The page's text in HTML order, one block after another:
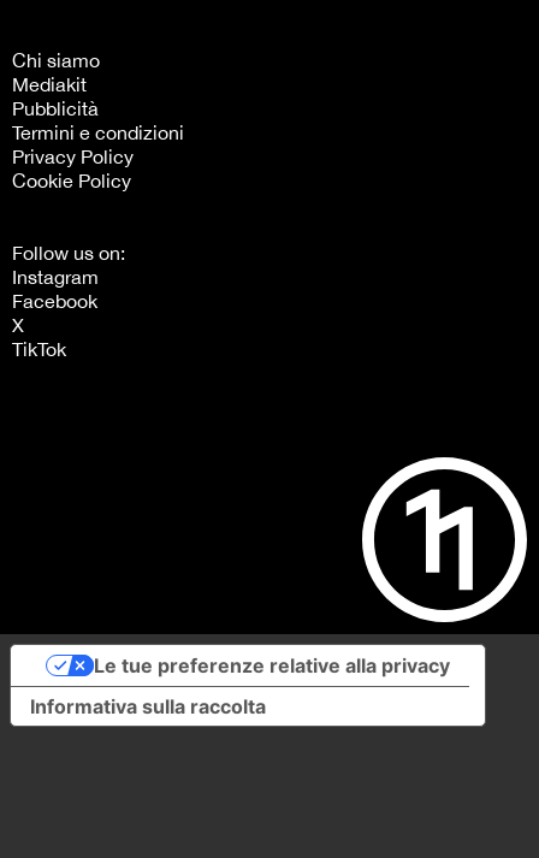
Chi siamo
Mediakit
Pubblicità
Termini e condizioni
Privacy Policy
Cookie Policy
Follow us on:
Instagram
Facebook
X
TikTok
Informativa sulla raccolta
Le tue preferenze relative alla privacy